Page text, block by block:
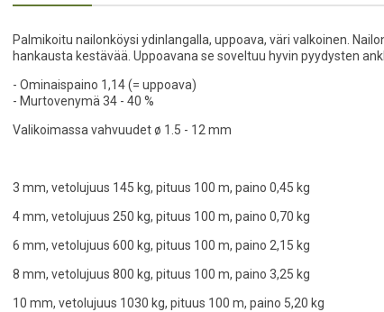
Palmikoitu nailonköysi ydinlangalla, uppoava, väri valkoinen.
hankausta kestävää. Uppoavana se soveltuu hyvin pyydysten
- Ominaispaino 1,14 (= uppoava)
- Murtovenymä 34 - 40 %
Valikoimassa vahvuudet ø 1.5 - 12 mm
3 mm, vetolujuus 145 kg, pituus 100 m, paino 0,45 kg
4 mm, vetolujuus 250 kg, pituus 100 m, paino 0,70 kg
6 mm, vetolujuus 600 kg, pituus 100 m, paino 2,15 kg
8 mm, vetolujuus 800 kg, pituus 100 m, paino 3,25 kg
10 mm, vetolujuus 1030 kg, pituus 100 m, paino 5,20 kg